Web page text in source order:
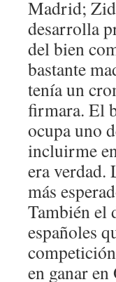
Madrid;
desarrolla
del bien
bastante
tenía un
firmara. El
ocupa uno
incluirme
era verdad.
más
También el
españoles
en ganar